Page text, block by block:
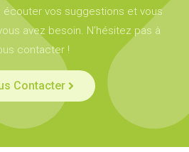
vos suggestions et vous
avez besoin. N’hésitez pas à
contacter !
Contacter